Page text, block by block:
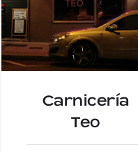
Carnicería
Teo